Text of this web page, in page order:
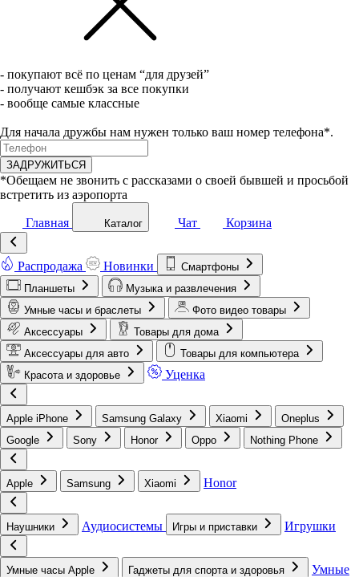
- покупают всё по ценам “для друзей”
- получают кешбэк за все покупки
- вообще самые классные
Для начала дружбы нам нужен только ваш номер телефона*.
ЗАДРУЖИТЬСЯ
*Обещаем не звонить с рассказами о своей бывшей и просьбой
встретить из аэропорта
Главная Каталог Чат Корзина
Распродажа Новинки
Смартфоны
Планшеты
Музыка и развлечения
Умные часы и браслеты
Фото видео товары
Аксессуары
Товары для дома
Аксессуары для авто
Товары для компьютера
Красота и здоровье
Уценка
Apple iPhone Samsung Galaxy Xiaomi
Oneplus
Google
Sony Honor Oppo Nothing Phone
Apple Samsung Xiaomi Honor
Наушники Аудиосистемы Игры и приставки Игрушки
Умные часы Apple Гаджеты для спорта и здоровья
Умные